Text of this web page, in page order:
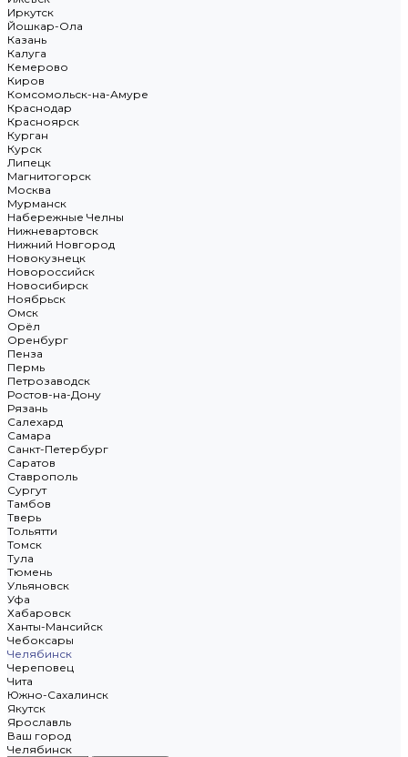
Иркутск
Йошкар-Ола
Казань
Калуга
Кемерово
Киров
Комсомольск-на-Амуре
Краснодар
Красноярск
Курган
Курск
Липецк
Магнитогорск
Москва
Мурманск
Набережные Челны
Нижневартовск
Нижний Новгород
Новокузнецк
Новороссийск
Новосибирск
Ноябрьск
Омск
Орёл
Оренбург
Пенза
Пермь
Петрозаводск
Ростов-на-Дону
Рязань
Салехард
Самара
Санкт-Петербург
Саратов
Ставрополь
Сургут
Тамбов
Тверь
Тольятти
Томск
Тула
Тюмень
Ульяновск
Уфа
Хабаровск
Ханты-Мансийск
Чебоксары
Челябинск
Череповец
Чита
Южно-Сахалинск
Якутск
Ярославль
Ваш город
Челябинск